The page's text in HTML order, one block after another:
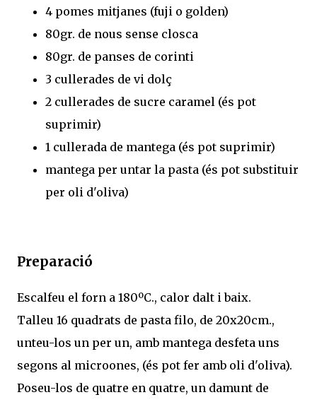
4 pomes mitjanes (fuji o golden)
80gr. de nous sense closca
80gr. de panses de corinti
3 cullerades de vi dolç
2 cullerades de sucre caramel (és pot
suprimir)
1 cullerada de mantega (és pot suprimir)
mantega per untar la pasta (és pot substituir
per oli d'oliva)
Preparació
Escalfeu el forn a 180ºC., calor dalt i baix.
Talleu 16 quadrats de pasta filo, de 20x20cm.,
unteu-los un per un, amb mantega desfeta uns
segons al microones, (és pot fer amb oli d'oliva).
Poseu-los de quatre en quatre, un damunt de